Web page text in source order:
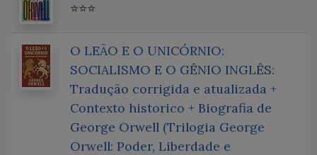
⭐⭐⭐
O LEÃO E O UNICÓRNIO:
SOCIALISMO E O GÊNIO INGLÊS:
Tradução corrigida e atualizada +
Contexto historico + Biografia de
George Orwell (Trilogia George
Orwell: Poder, Liberdade e